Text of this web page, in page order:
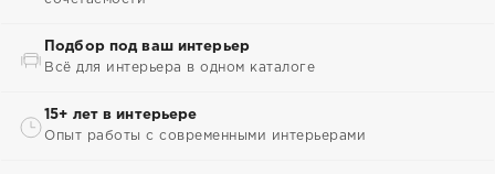
Подбор под ваш интерьер
Всё для интерьера в одном каталоге
15+ лет в интерьере
Опыт работы с современными интерьерами